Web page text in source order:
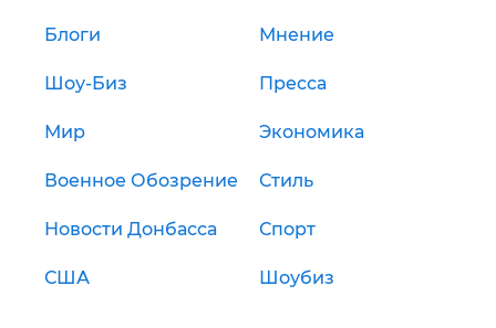
Блоги Мнение
Шоу-Биз Пресса
Мир Экономика
Военное Обозрение Стиль
Новости Донбасса Спорт
США Шоубиз